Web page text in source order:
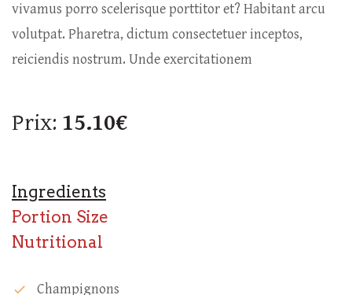
vivamus porro scelerisque porttitor et? Habitant arcu
volutpat. Pharetra, dictum consectetuer inceptos,
reiciendis nostrum. Unde exercitationem
Prix: 15.10€
Ingredients
Portion Size
Nutritional
check Champignons